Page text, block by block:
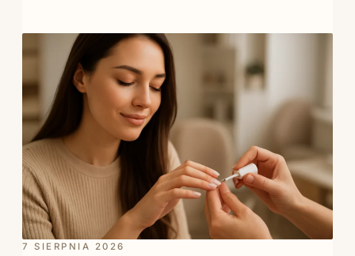
7 SIERPNIA 2026